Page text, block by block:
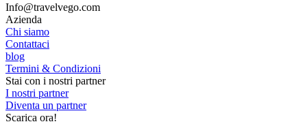
Info@travelvego.com
Azienda
Chi siamo
Contattaci
blog
Termini & Condizioni
Stai con i nostri partner
I nostri partner
Diventa un partner
Scarica ora!